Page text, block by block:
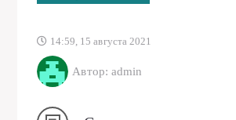
14:59, 15 августа 2021
Автор: admin